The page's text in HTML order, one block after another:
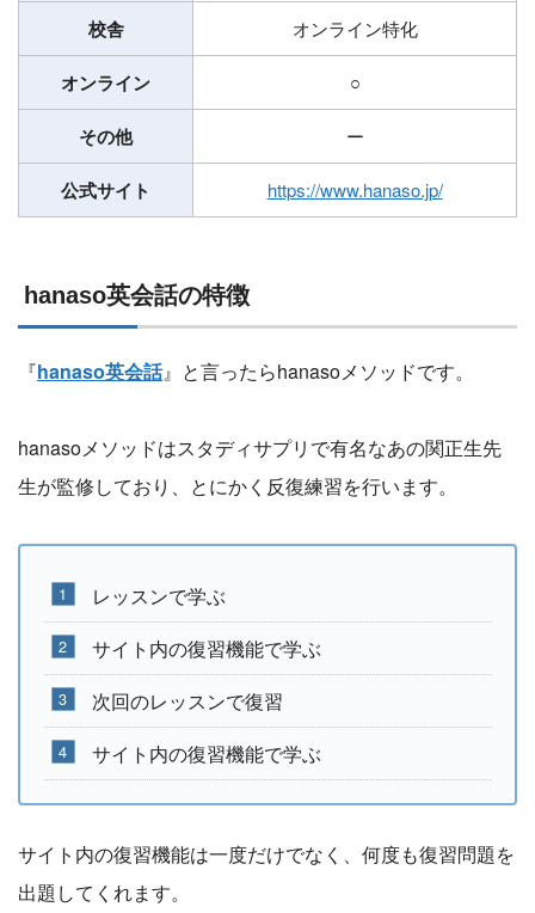
校舎 オンライン特化
オンライン ○
その他 ー
公式サイト https://www.hanaso.jp/
hanaso英会話の特徴
『hanaso英会話』と言ったらhanasoメソッドです。
hanasoメソッドはスタディサプリで有名なあの関正生先
生が監修しており、とにかく反復練習を行います。
レッスンで学ぶ
サイト内の復習機能で学ぶ
次回のレッスンで復習
サイト内の復習機能で学ぶ
サイト内の復習機能は一度だけでなく、何度も復習問題を
出題してくれます。